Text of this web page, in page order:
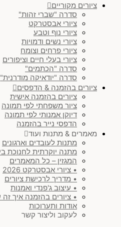
ציורים מקוריים
סדרה "שברי זהות"
ציורי אבסטרקט
ציורי נוף וטבע
ציורי נשים ודמויות
ציורי פרחים וצומח
ציורי בעלי חיים וציפורים
סדרה "הכתמים"
סדרה "יודאיקה מודרנית"
ציורים בהזמנה & הדפסים
ציורים בהזמנה אישית
ציור משפחתי לפי תמונה
דיוקן אמנותי לפי תמונה
הדפסי נייר בהזמנה
מאמרים & מתנות ועוד
מתנות לעובדים וארגונים
מתנה יוקרתית לחנוכת
המגזין – כל המאמרים
• ציורי אבסטרקט 2026
• מדריך לרכישת ציורים
• עיצוב ג'פנדי ואמנות
• ציורים בהזמנה איך זה
אודות ותערוכות
לעקוב וליצור קשר